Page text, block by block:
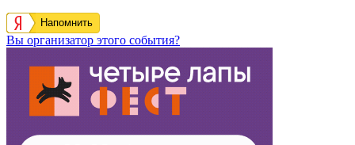
Напомнить
Вы организатор этого события?